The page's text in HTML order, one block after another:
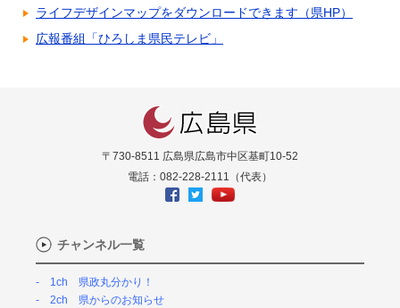
ライフデザインマップをダウンロードできます（県HP）
広報番組「ひろしま県民テレビ」
〒730-8511 広島県広島市中区基町10-52
電話：082-228-2111（代表）
チャンネル一覧
1ch 県政丸分かり！
2ch 県からのお知らせ